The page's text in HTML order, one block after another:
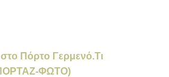
Πόρτο Γερμενό.Τι
ΦΩΤΟ)